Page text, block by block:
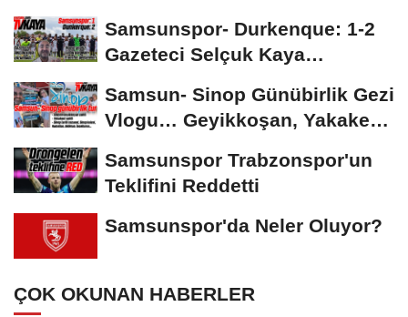
Samsunspor- Durkenque: 1-2
Gazeteci Selçuk Kaya
Samsun- Sinop Günübirlik Gezi
Vlogu… Geyikkoşan, Yakakent,
Samsunspor Trabzonspor'un
Teklifini Reddetti
Samsunspor'da Neler Oluyor?
ÇOK OKUNAN HABERLER